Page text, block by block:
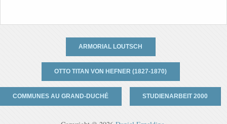
ARMORIAL LOUTSCH
OTTO TITAN VON HEFNER (1827-1870)
COMMUNES AU GRAND-DUCHÉ STUDIENARBEIT 2000